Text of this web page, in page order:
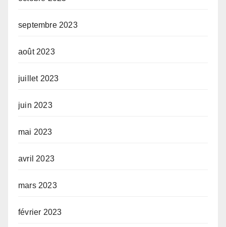
septembre 2023
août 2023
juillet 2023
juin 2023
mai 2023
avril 2023
mars 2023
février 2023